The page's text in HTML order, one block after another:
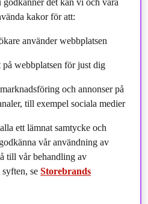
vei 9, Lysaker
NO-1327 Lysaker, Norway
916 300 484
det kan vi och våra
kakor för att:
använder webbplatsen
på webbplatsen för just dig
och annonser på
till exempel sociala medier
ett lämnat samtycke och
vår användning av
till vår behandling av
syften, seStorebrands